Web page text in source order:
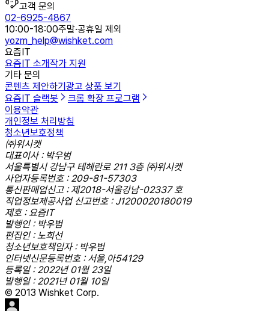
고객 문의
02-6925-4867
10:00-18:00주말·공휴일 제외
yozm_help@wishket.com
요즘IT
요즘IT 소개작가 지원
기타 문의
콘텐츠 제안하기 광고 상품 보기
요즘IT 슬랙봇
크롬 확장 프로그램
이용약관
개인정보 처리방침
청소년보호정책
㈜위시켓
대표이사 : 박우범
서울특별시 강남구 테헤란로 211 3층 ㈜위시켓
사업자등록번호 : 209-81-57303
통신판매업신고 : 제2018-서울강남-02337 호
직업정보제공사업 신고번호 : J1200020180019
제호 : 요즘IT
발행인 : 박우범
편집인 : 노희선
청소년보호책임자 : 박우범
인터넷신문등록번호 : 서울,아54129
등록일 : 2022년 01월 23일
발행일 : 2021년 01월 10일
© 2013 Wishket Corp.